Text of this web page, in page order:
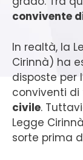
convivente
In realtà, la
Cirinnà) ha
disposte per
conviventi di
civile.
Legge
sorte prima